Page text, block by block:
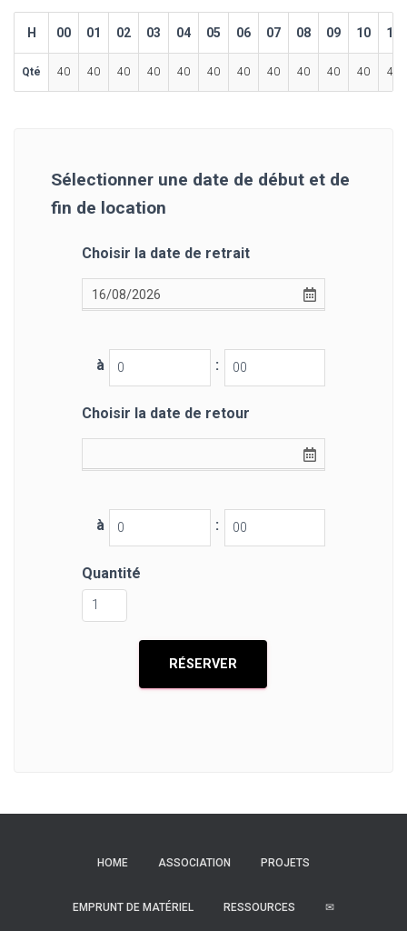
H 00 01 02 03 04 05 06 07 08 09 10 11
Qté 40 40 40 40 40 40 40 40 40 40 40 40
Sélectionner une date de début et de
fin de location
Choisir la date de retrait
à :
Choisir la date de retour
à :
Quantité
HOME ASSOCIATION PROJETS
EMPRUNT DE MATÉRIEL RESSOURCES ✉